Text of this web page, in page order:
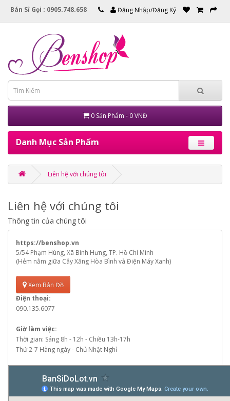
Bán Sỉ Gọi : 0905.748.658 Đăng Nhập/Đăng Ký
0 Sản Phẩm - 0 VNĐ
Danh Mục Sản Phẩm
Liên hệ với chúng tôi
Liên hệ với chúng tôi
Thông tin của chúng tôi
https://benshop.vn
5/54 Phạm Hùng, Xã Bình Hưng, TP. Hồ Chí Minh
(Hẻm nằm giữa Cây Xăng Hòa Bình và Điện Máy Xanh)
Xem Bản Đồ
Điện thoại:
090.135.6077
Giờ làm việc:
Thời gian: Sáng 8h - 12h - Chiều 13h-17h
Thứ 2-7 Hàng ngày - Chủ Nhật Nghỉ